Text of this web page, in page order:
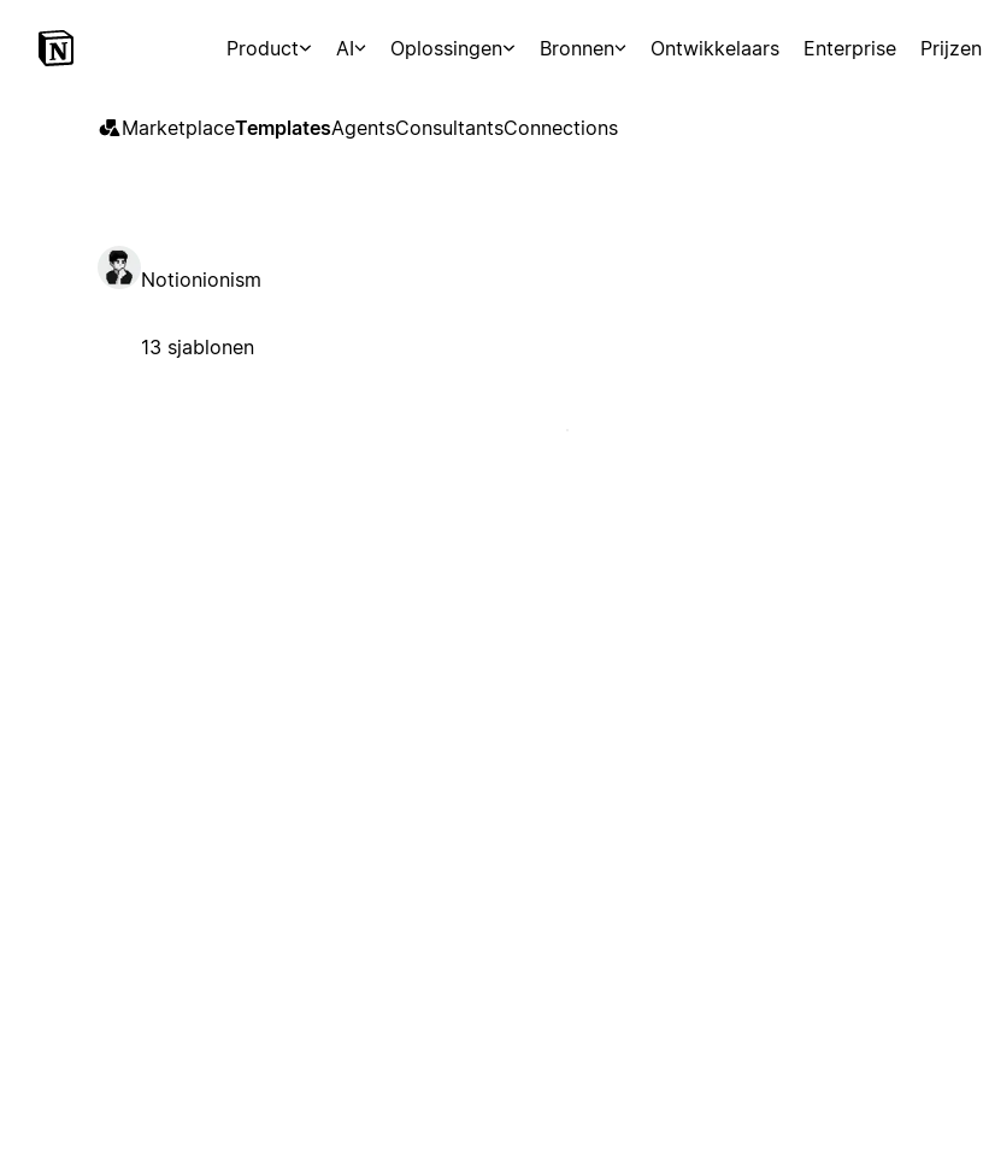
Product AI Oplossingen Bronnen Ontwikkelaars Enterprise Prijzen
MarketplaceTemplatesAgentsConsultantsConnections
Notionionism
13 sjablonen